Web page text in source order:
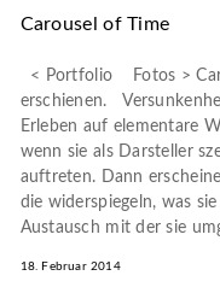
Carousel of Time
< Portfolio Fotos >
erschienen.
Erleben auf elementare
wenn sie als Darsteller
auftreten. Dann
die widerspiegeln, was
Austausch mit der sie
18. Februar 2014